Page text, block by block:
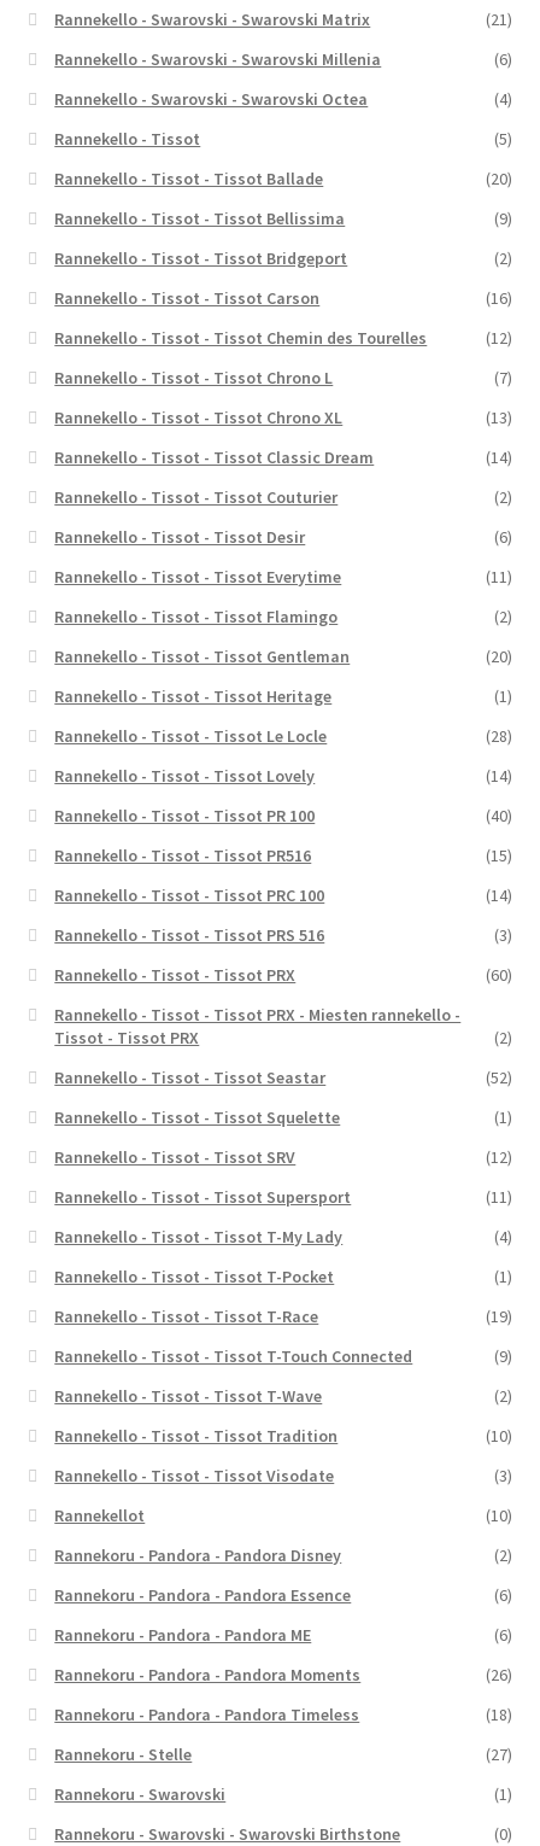
Rannekello - Swarovski - Swarovski Matrix
(21)
Rannekello - Swarovski - Swarovski Millenia
(6)
Rannekello - Swarovski - Swarovski Octea
(4)
Rannekello - Tissot
(5)
Rannekello - Tissot - Tissot Ballade
(20)
Rannekello - Tissot - Tissot Bellissima
(9)
Rannekello - Tissot - Tissot Bridgeport
(2)
Rannekello - Tissot - Tissot Carson
(16)
Rannekello - Tissot - Tissot Chemin des Tourelles
(12)
Rannekello - Tissot - Tissot Chrono L
(7)
Rannekello - Tissot - Tissot Chrono XL
(13)
Rannekello - Tissot - Tissot Classic Dream
(14)
Rannekello - Tissot - Tissot Couturier
(2)
Rannekello - Tissot - Tissot Desir
(6)
Rannekello - Tissot - Tissot Everytime
(11)
Rannekello - Tissot - Tissot Flamingo
(2)
Rannekello - Tissot - Tissot Gentleman
(20)
Rannekello - Tissot - Tissot Heritage
(1)
Rannekello - Tissot - Tissot Le Locle
(28)
Rannekello - Tissot - Tissot Lovely
(14)
Rannekello - Tissot - Tissot PR 100
(40)
Rannekello - Tissot - Tissot PR516
(15)
Rannekello - Tissot - Tissot PRC 100
(14)
Rannekello - Tissot - Tissot PRS 516
(3)
Rannekello - Tissot - Tissot PRX
(60)
Rannekello - Tissot - Tissot PRX - Miesten rannekello -
Tissot - Tissot PRX
(2)
Rannekello - Tissot - Tissot Seastar
(52)
Rannekello - Tissot - Tissot Squelette
(1)
Rannekello - Tissot - Tissot SRV
(12)
Rannekello - Tissot - Tissot Supersport
(11)
Rannekello - Tissot - Tissot T-My Lady
(4)
Rannekello - Tissot - Tissot T-Pocket
(1)
Rannekello - Tissot - Tissot T-Race
(19)
Rannekello - Tissot - Tissot T-Touch Connected
(9)
Rannekello - Tissot - Tissot T-Wave
(2)
Rannekello - Tissot - Tissot Tradition
(10)
Rannekello - Tissot - Tissot Visodate
(3)
Rannekellot
(10)
Rannekoru - Pandora - Pandora Disney
(2)
Rannekoru - Pandora - Pandora Essence
(6)
Rannekoru - Pandora - Pandora ME
(6)
Rannekoru - Pandora - Pandora Moments
(26)
Rannekoru - Pandora - Pandora Timeless
(18)
Rannekoru - Stelle
(27)
Rannekoru - Swarovski
(1)
Rannekoru - Swarovski - Swarovski Birthstone
(0)